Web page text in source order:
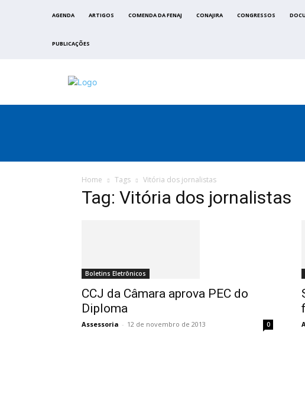
AGENDA ARTIGOS COMENDA DA FENAJ CONAJIRA CONGRESSOS
PUBLICAÇÕES
Home Tags Vitória dos jornalistas
Tag: Vitória dos jornalistas
Boletins Eletrônicos
CCJ da Câmara aprova PEC do
Diploma
Assessoria - 12 de novembro de 2013 0